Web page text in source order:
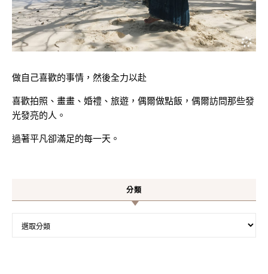
做自己喜歡的事情，然後全力以赴
喜歡拍照、畫畫、婚禮、旅遊，偶爾做點飯，偶爾訪問那些發
光發亮的人。
過著平凡卻滿足的每一天。
分類